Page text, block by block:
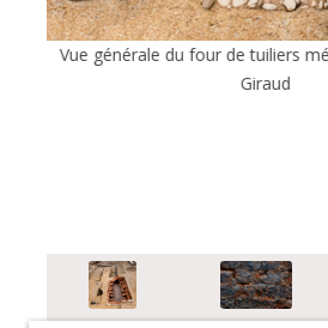
Cliché Flore